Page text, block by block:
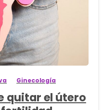
Ginecología
quitar el útero